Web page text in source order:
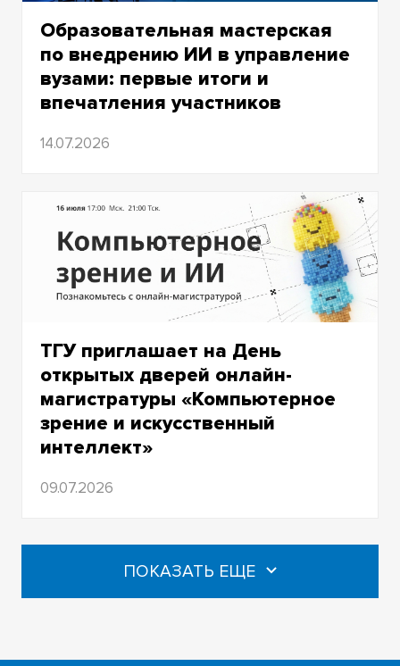
Образовательная мастерская
по внедрению ИИ в управление
вузами: первые итоги и
впечатления участников
14.07.2026
ТГУ приглашает на День
открытых дверей онлайн-
магистратуры «Компьютерное
зрение и искусственный
интеллект»
09.07.2026
ПОКАЗАТЬ ЕЩЕ